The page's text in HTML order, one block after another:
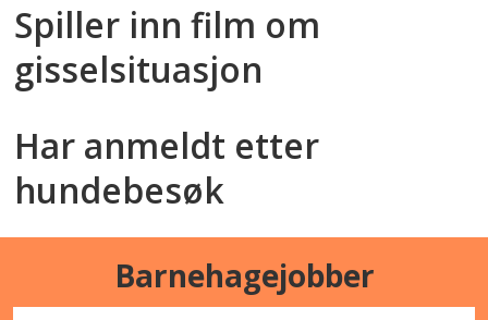
Spiller inn film om
gisselsituasjon
Har anmeldt etter
hundebesøk
Barnehagejobber